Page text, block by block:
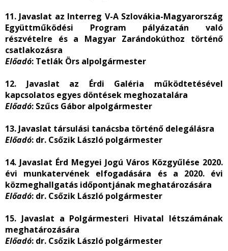
11. Javaslat az Interreg V-A Szlovákia-Magyarország
Együttműködési Program pályázatán való
részvételre és a Magyar Zarándokúthoz történő
csatlakozásra
Előadó: Tetlák Örs alpolgármester
12. Javaslat az Érdi Galéria működtetésével
kapcsolatos egyes döntések meghozatalára
Előadó: Szűcs Gábor alpolgármester
13. Javaslat társulási tanácsba történő delegálásra
Előadó: dr. Csőzik László polgármester
14. Javaslat Érd Megyei Jogú Város Közgyűlése 2020.
évi munkatervének elfogadására és a 2020. évi
közmeghallgatás időpontjának meghatározására
Előadó: dr. Csőzik László polgármester
15. Javaslat a Polgármesteri Hivatal létszámának
meghatározására
Előadó: dr. Csőzik László polgármester